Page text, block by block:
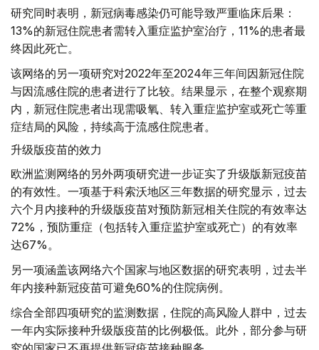
研究同时表明，新冠病毒感染仍可能导致严重临床后果：
13%的新冠住院患者需转入重症监护室治疗，11%的患者最
终因此死亡。
该网络的另一项研究对2022年至2024年三年间因新冠住院
与因流感住院的患者进行了比较。结果显示，在整个观察期
内，新冠住院患者出现需吸氧、转入重症监护室或死亡等重
症结局的风险，持续高于流感住院患者。
升级版疫苗的效力
欧洲监测网络的另外两项研究进一步证实了升级版新冠疫苗
的有效性。一项基于科索沃地区三年数据的研究显示，过去
六个月内接种的升级版疫苗对预防新冠相关住院的有效率达
72%，预防重症（包括转入重症监护室或死亡）的有效率
达67%。
另一项涵盖该网络六个国家与地区数据的研究表明，过去半
年内接种新冠疫苗可避免60%的住院病例。
综合全部四项研究的监测数据，住院的高风险人群中，过去
一年内实际接种升级版疫苗的比例极低。此外，部分参与研